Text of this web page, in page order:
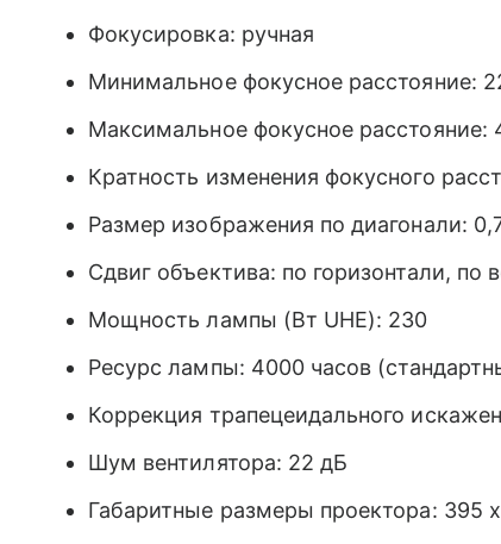
Фокусировка: ручная
Минимальное фокусное расстояние:
Максимальное фокусное расстояние:
Кратность изменения фокусного
Размер изображения по диагонали:
Сдвиг объектива: по горизонтали, по
Мощность лампы (Вт UHE): 230
Ресурс лампы: 4000 часов
Коррекция трапецеидального
Шум вентилятора: 22 дБ
Габаритные размеры проектора: 395